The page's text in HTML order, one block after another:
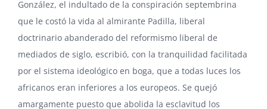
González, el indultado de la conspiración septembrina
que le costó la vida al almirante Padilla, liberal
doctrinario abanderado del reformismo liberal de
mediados de siglo, escribió, con la tranquilidad facilitada
por el sistema ideológico en boga, que a todas luces los
africanos eran inferiores a los europeos. Se quejó
amargamente puesto que abolida la esclavitud los